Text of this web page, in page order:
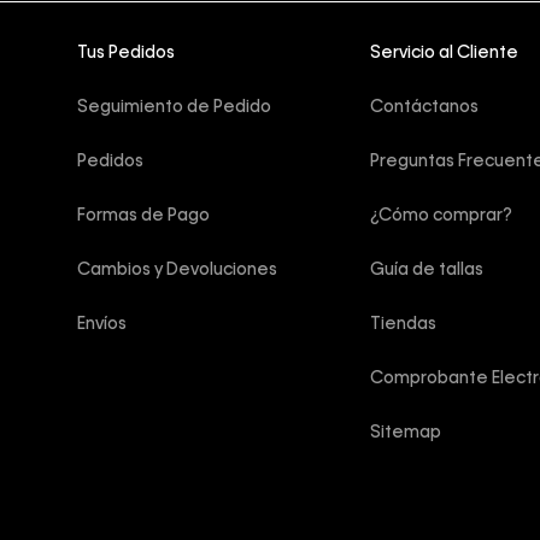
Tus Pedidos
Seguimiento de Pedido
Pedidos
Formas de Pago
Cambios y Devoluciones
Envíos
Servicio al Cliente
Contáctanos
Preguntas
¿Cómo comprar?
Guía de tallas
Tiendas
Comprobante
Sitemap